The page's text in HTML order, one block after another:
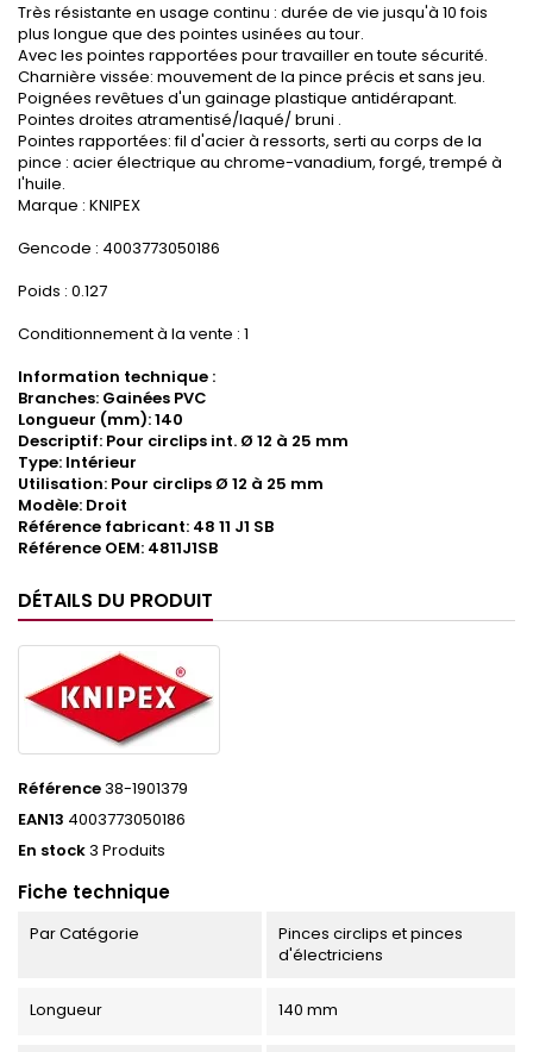
Très résistante en usage continu : durée de vie jusqu'à 10 fois
plus longue que des pointes usinées au tour.
Avec les pointes rapportées pour travailler en toute sécurité.
Charnière vissée: mouvement de la pince précis et sans jeu.
Poignées revêtues d'un gainage plastique antidérapant.
Pointes droites atramentisé/laqué/ bruni .
Pointes rapportées: fil d'acier à ressorts, serti au corps de la
pince : acier électrique au chrome-vanadium, forgé, trempé à
l'huile.
Marque : KNIPEX
Gencode : 4003773050186
Poids : 0.127
Conditionnement à la vente : 1
Information technique :
Branches: Gainées PVC
Longueur (mm): 140
Descriptif: Pour circlips int. Ø 12 à 25 mm
Type: Intérieur
Utilisation: Pour circlips Ø 12 à 25 mm
Modèle: Droit
Référence fabricant: 48 11 J1 SB
Référence OEM: 4811J1SB
DÉTAILS DU PRODUIT
Référence38-1901379
EAN13 4003773050186
En stock3 Produits
Fiche technique
Par Catégorie
Pinces circlips et pinces
d'électriciens
Longueur 140 mm